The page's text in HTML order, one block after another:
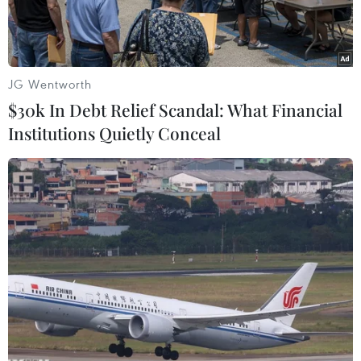
Tổng thống Mỹ Donald Trump tại Nhà Trắng. (Ảnh: AFP/TTXVN)
Tổng thống Mỹ Donald Trump ngày 29/8 cho
biết ông đã hủy kế hoạch tham dự các hoạt động
kỷ niệm kết thúc Chiến tranh thế giới thứ Hai
tại Ba Lan, nhằm tập trung ứng phó với cơn bão
JG Wentworth
$30k In Debt Relief Scandal: What Financial
Institutions Quietly Conceal